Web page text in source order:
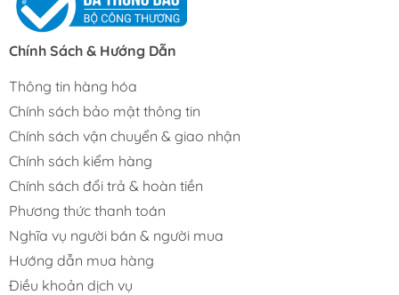
Chính Sách & Hướng Dẫn
Thông tin hàng hóa
Chính sách bảo mật thông tin
Chính sách vận chuyển & giao nhận
Chính sách kiểm hàng
Chính sách đổi trả & hoàn tiền
Phương thức thanh toán
Nghĩa vụ người bán & người mua
Hướng dẫn mua hàng
Điều khoản dịch vụ